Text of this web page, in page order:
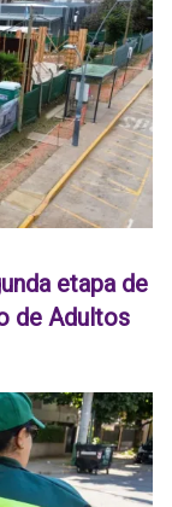
etapa de
de Adultos